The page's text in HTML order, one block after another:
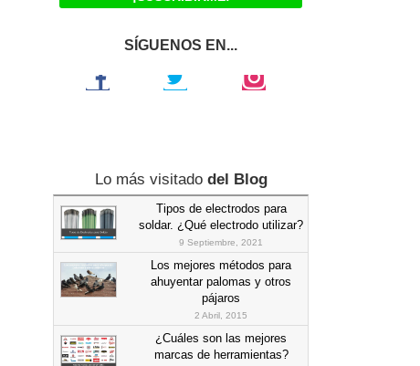
SÍGUENOS EN...
Lo más visitado del Blog
Tipos de electrodos para
soldar. ¿Qué electrodo utilizar?
9 Septiembre, 2021
Los mejores métodos para
ahuyentar palomas y otros
pájaros
2 Abril, 2015
¿Cuáles son las mejores
marcas de herramientas?